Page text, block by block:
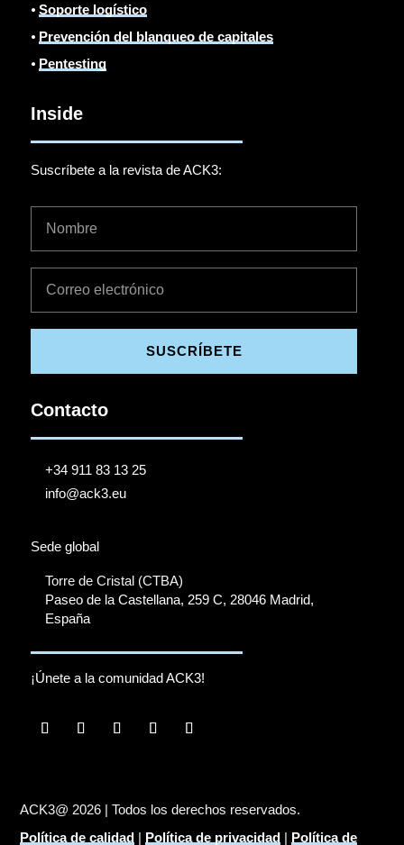
⦁Soporte logístico
⦁ Prevención del blanqueo de capitales
⦁ Pentesting
Inside
Suscríbete a la revista de ACK3:
SUSCRÍBETE
Contacto
+34 911 83 13 25
info@ack3.eu
Sede global
Torre de Cristal (CTBA)
Paseo de la Castellana, 259 C, 28046 Madrid,
España
¡Únete a la comunidad ACK3!
ACK3@ 2026 | Todos los derechos reservados.
Política de calidad | Política de privacidad | Política de